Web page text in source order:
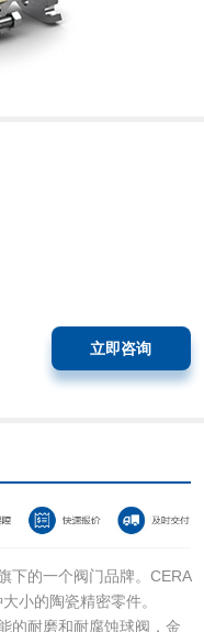
立即咨询
下的一个阀门品牌。CERA
小的陶瓷精密零件。
的耐磨和耐腐蚀球阀，金